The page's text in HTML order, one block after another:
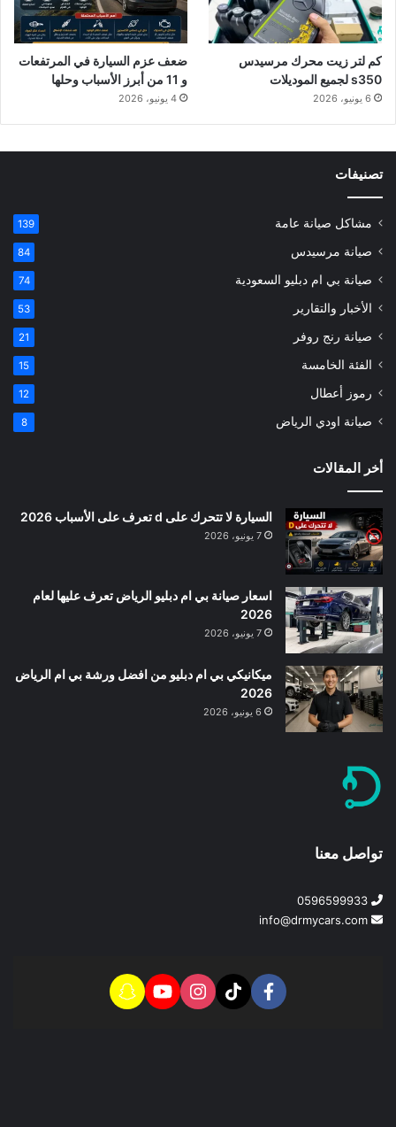
كم لتر زيت محرك مرسيدس
s350 لجميع الموديلات
6 يونيو، 2026
ضعف عزم السيارة في المرتفعات
و 11 من أبرز الأسباب وحلها
4 يونيو، 2026
تصنيفات
مشاكل صيانة عامة 139
صيانة مرسيدس 84
صيانة بي ام دبليو السعودية 74
الأخبار والتقارير 53
صيانة رنج روفر 21
الفئة الخامسة 15
رموز أعطال 12
صيانة اودي الرياض 8
أخر المقالات
السيارة لا تتحرك على d تعرف على الأسباب 2026
7 يونيو، 2026
اسعار صيانة بي ام دبليو الرياض تعرف عليها لعام
2026
7 يونيو، 2026
ميكانيكي بي ام دبليو من افضل ورشة بي ام الرياض
2026
6 يونيو، 2026
تواصل معنا
0596599933
info@drmycars.com